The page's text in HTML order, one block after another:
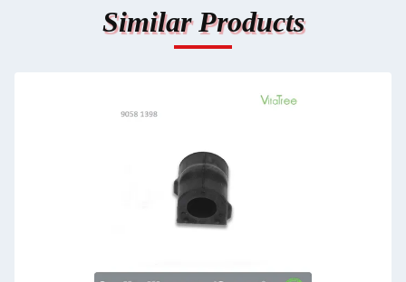
Similar Products